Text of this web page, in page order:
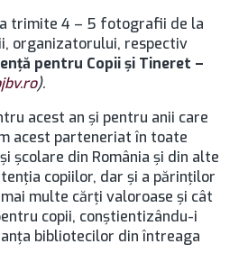
trimite 4 – 5 fotografii de la
organizatorului, respectiv
pentru Copii și Tineret –
).
acest an și pentru anii care
acest parteneriat în toate
şcolare din România şi din alte
copiilor, dar și a părinților
multe cărți valoroase și cât
copii, conştientizându-i
bibliotecilor din întreaga